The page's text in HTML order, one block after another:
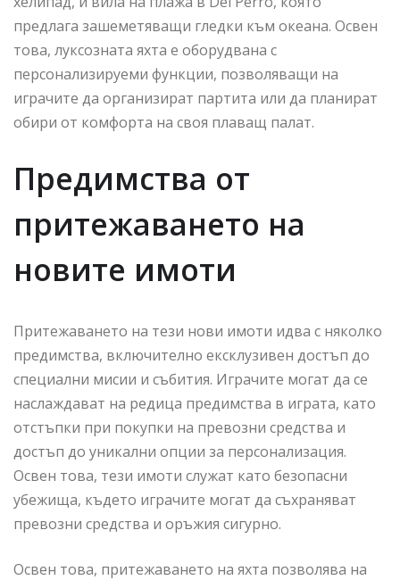
предлага зашеметяващи гледки към океана. Освен
това, луксозната яхта е оборудвана с
персонализируеми функции, позволяващи на
играчите да организират партита или да планират
обири от комфорта на своя плаващ палат.
Предимства от
притежаването на
новите имоти
Притежаването на тези нови имоти идва с няколко
предимства, включително ексклузивен достъп до
специални мисии и събития. Играчите могат да се
наслаждават на редица предимства в играта, като
отстъпки при покупки на превозни средства и
достъп до уникални опции за персонализация.
Освен това, тези имоти служат като безопасни
убежища, където играчите могат да съхраняват
превозни средства и оръжия сигурно.
Освен това, притежаването на яхта позволява на